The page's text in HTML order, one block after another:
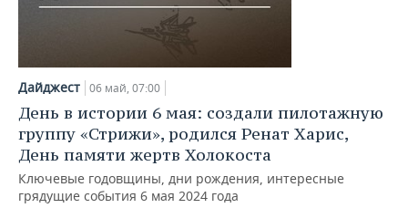
Дайджест 06 май, 07:00
День в истории 6 мая: создали пилотажную
группу «Стрижи», родился Ренат Харис,
День памяти жертв Холокоста
Ключевые годовщины, дни рождения, интересные
грядущие события 6 мая 2024 года